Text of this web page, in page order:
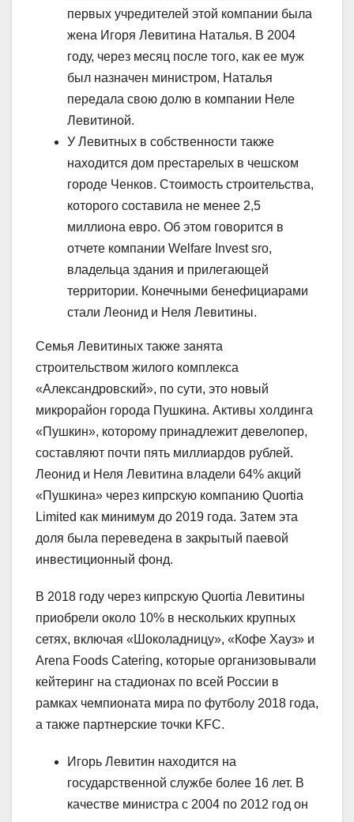
первых учредителей этой компании была
жена Игоря Левитина Наталья. В 2004
году, через месяц после того, как ее муж
был назначен министром, Наталья
передала свою долю в компании Неле
Левитиной.
У Левитных в собственности также
находится дом престарелых в чешском
городе Ченков. Стоимость строительства,
которого составила не менее 2,5
миллиона евро. Об этом говорится в
отчете компании Welfare Invest sro,
владельца здания и прилегающей
территории. Конечными бенефициарами
стали Леонид и Неля Левитины.
Семья Левитиных также занята
строительством жилого комплекса
«Александровский», по сути, это новый
микрорайон города Пушкина. Активы холдинга
«Пушкин», которому принадлежит девелопер,
составляют почти пять миллиардов рублей.
Леонид и Неля Левитина владели 64% акций
«Пушкина» через кипрскую компанию Quortia
Limited как минимум до 2019 года. Затем эта
доля была переведена в закрытый паевой
инвестиционный фонд.
В 2018 году через кипрскую Quortia Левитины
приобрели около 10% в нескольких крупных
сетях, включая «Шоколадницу», «Кофе Хауз» и
Arena Foods Catering, которые организовывали
кейтеринг на стадионах по всей России в
рамках чемпионата мира по футболу 2018 года,
а также партнерские точки KFC.
Игорь Левитин находится на
государственной службе более 16 лет. В
качестве министра с 2004 по 2012 год он